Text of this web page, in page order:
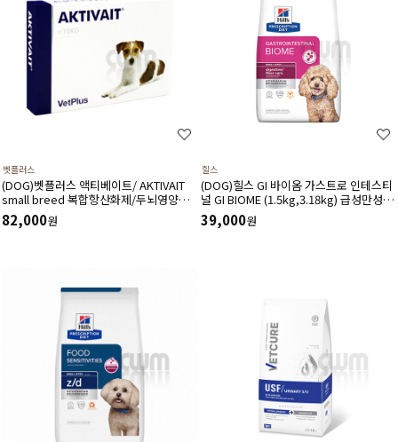
벳플러스
(DOG)벳플러스 액티베이트/ AKTIVAIT
small breed 복합항산화제/두뇌영양공
급,인지력상승(60캡슐)소형견용
82,000원
힐스
(DOG)힐스 GI 바이옴­ 가스트로 인테스티
널 GI BIOME (1.5kg,3.18kg) 급성만성위
장관질환-처방식,처방사료
39,000원